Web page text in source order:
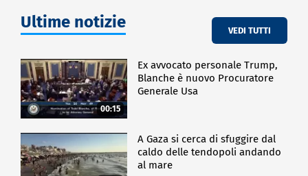
Ultime notizie VEDI TUTTI
00:15
Ex avvocato personale Trump,
Blanche è nuovo Procuratore
Generale Usa
A Gaza si cerca di sfuggire dal
caldo delle tendopoli andando
al mare